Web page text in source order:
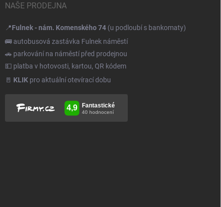
NAŠE PRODEJNA
📍Fulnek - nám. Komenského 74 (u podloubí s bankomaty)
🚌 autobusová zastávka Fulnek náměstí
🚗 parkování na náměstí před prodejnou
💵 platba v hotovosti, kartou, QR kódem
🚪 KLIK pro aktuální otevírací dobu